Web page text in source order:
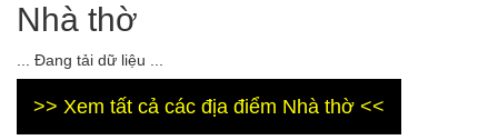
Nhà thờ
... Đang tải dữ liệu ...
>> Xem tất cả các địa điểm Nhà thờ <<